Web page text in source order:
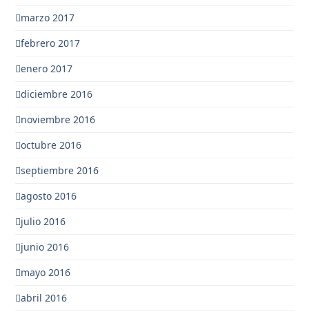
marzo 2017
febrero 2017
enero 2017
diciembre 2016
noviembre 2016
octubre 2016
septiembre 2016
agosto 2016
julio 2016
junio 2016
mayo 2016
abril 2016